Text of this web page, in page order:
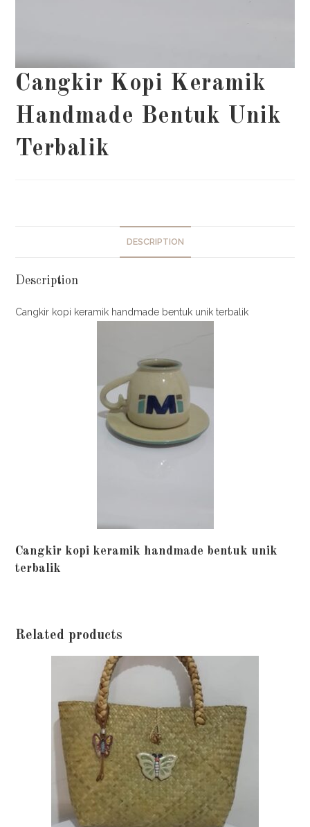
Cangkir Kopi Keramik
Handmade Bentuk Unik
Terbalik
DESCRIPTION
Description
Cangkir kopi keramik handmade bentuk unik terbalik
Cangkir kopi keramik handmade bentuk unik
terbalik
Related products